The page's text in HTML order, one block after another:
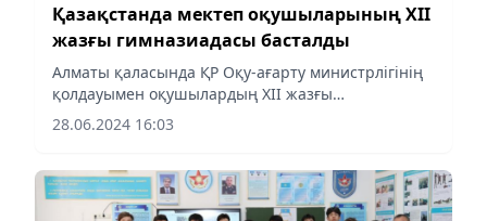
Қазақстанда мектеп оқушыларының XII
жазғы гимназиадасы басталды
Алматы қаласында ҚР Оқу-ағарту министрлігінің
қолдауымен оқушылардың XII жазғы
гимназиадасының ашылу салтанаты өтті.
28.06.2024 16:03